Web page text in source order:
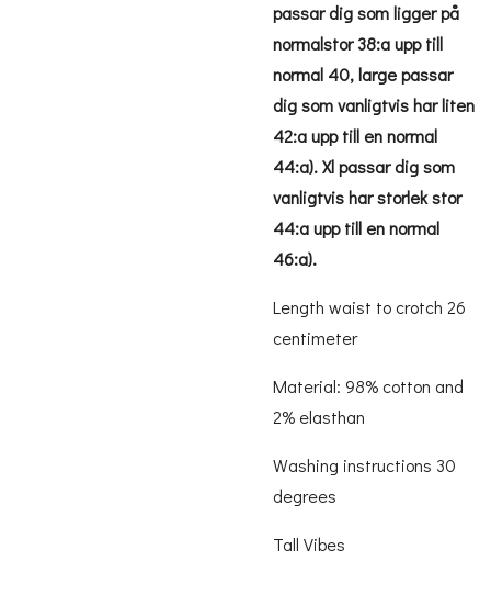
passar dig som ligger på
normalstor 38:a upp till
normal 40, large passar
dig som vanligtvis har liten
42:a upp till en normal
44:a). Xl passar dig som
vanligtvis har storlek stor
44:a upp till en normal
46:a).
Length waist to crotch 26
centimeter
Material: 98% cotton and
2% elasthan
Washing instructions 30
degrees
Tall Vibes